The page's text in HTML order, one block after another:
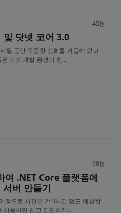
45분
및 닷넷 코어 3.0
월 동안 꾸준한 진화를 거듭해 왔고
닷넷 개발 환경의 현...
90분
.NET Core 플랫폼에
버 만들기
정으로 시간은 2~3시간 정도 예상합
용하면 쉽고 간단하게...